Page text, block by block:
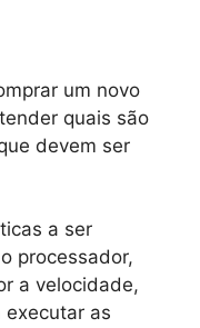
um novo
quais são
devem ser
a ser
processador,
a velocidade,
executar as